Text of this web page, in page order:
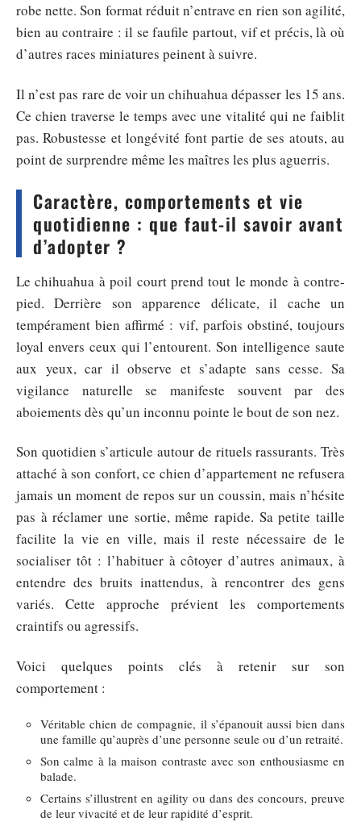
robe nette. Son format réduit n’entrave en rien son agilité,
bien au contraire : il se faufile partout, vif et précis, là où
d’autres races miniatures peinent à suivre.
Il n’est pas rare de voir un chihuahua dépasser les 15 ans.
Ce chien traverse le temps avec une vitalité qui ne faiblit
pas. Robustesse et longévité font partie de ses atouts, au
point de surprendre même les maîtres les plus aguerris.
Caractère, comportements et vie
quotidienne : que faut-il savoir avant
d’adopter ?
Le chihuahua à poil court prend tout le monde à contre-
pied. Derrière son apparence délicate, il cache un
tempérament bien affirmé : vif, parfois obstiné, toujours
loyal envers ceux qui l’entourent. Son intelligence saute
aux yeux, car il observe et s’adapte sans cesse. Sa
vigilance naturelle se manifeste souvent par des
aboiements dès qu’un inconnu pointe le bout de son nez.
Son quotidien s’articule autour de rituels rassurants. Très
attaché à son confort, ce chien d’appartement ne refusera
jamais un moment de repos sur un coussin, mais n’hésite
pas à réclamer une sortie, même rapide. Sa petite taille
facilite la vie en ville, mais il reste nécessaire de le
socialiser tôt : l’habituer à côtoyer d’autres animaux, à
entendre des bruits inattendus, à rencontrer des gens
variés. Cette approche prévient les comportements
craintifs ou agressifs.
Voici quelques points clés à retenir sur son
comportement :
Véritable chien de compagnie, il s’épanouit aussi bien dans
une famille qu’auprès d’une personne seule ou d’un retraité.
Son calme à la maison contraste avec son enthousiasme en
balade.
Certains s’illustrent en agility ou dans des concours, preuve
de leur vivacité et de leur rapidité d’esprit.